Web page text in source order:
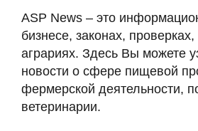
ASP News – это
бизнесе, законах,
аграриях. Здесь Вы можете
новости о сфере пищевой
фермерской деятельности,
ветеринарии.